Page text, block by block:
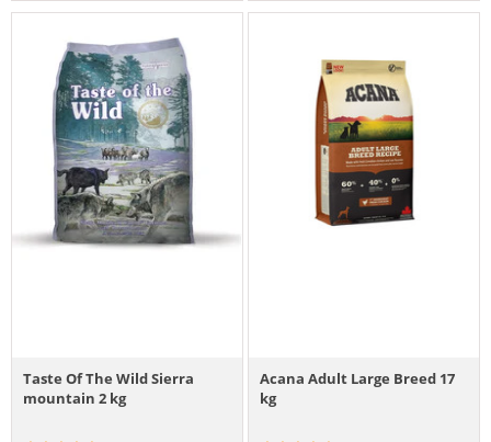
Taste Of The Wild Sierra
mountain 2 kg
Acana Adult Large Breed 17
kg